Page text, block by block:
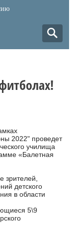
2022" проведет
училища
«Балетная
зрителей,
детского
в области
5\9